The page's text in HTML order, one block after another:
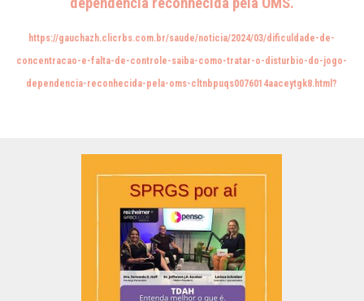
https://gauchazh.clicrbs.com.br/saude/noticia/2024/03/dificuldade-de-
concentracao-e-falta-de-controle-saiba-como-tratar-o-disturbio-do-jogo-
dependencia-reconhecida-pela-oms-cltnbpuqs0076014aaceytgk8.html?